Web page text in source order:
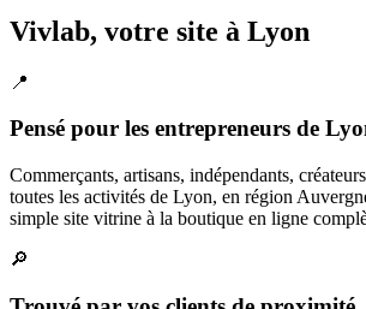
Vivlab, votre site à Lyon
📍
Pensé pour les entrepreneurs de
Commerçants, artisans, indépendants,
toutes les activités de Lyon, en région
simple site vitrine à la boutique en ligne
🔎